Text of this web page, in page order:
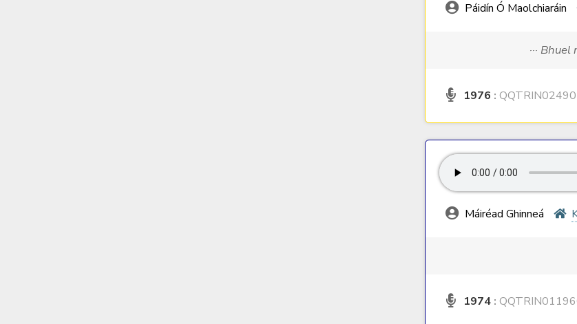
Páidín Ó Maolchiaráin
··· Bhuel
1976 :
Máiréad Ghinneá
1974 :